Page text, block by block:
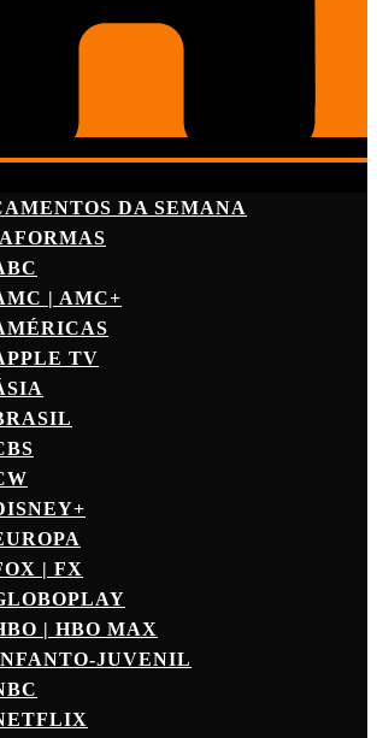
DA SEMANA
| AMC+
TV
| FX
| HBO MAX
JUVENIL